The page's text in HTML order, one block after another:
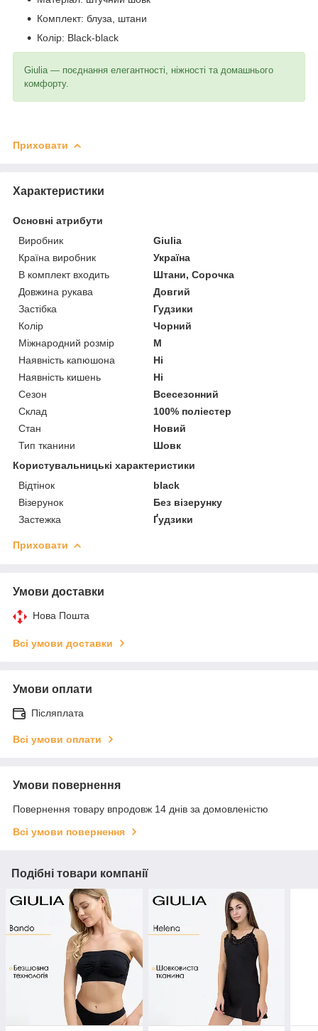
Комплект: блуза, штани
Колір: Black-black
Giulia — поєднання елегантності, ніжності та домашнього
комфорту.
Приховати
Характеристики
Основні атрибути
Виробник
Giulia
Країна виробник
Україна
В комплект входить
Штани, Сорочка
Довжина рукава
Довгий
Застібка
Гудзики
Колір
Чорний
Міжнародний розмір
M
Наявність капюшона
Ні
Наявність кишень
Ні
Сезон
Всесезонний
Склад
100% поліестер
Стан
Новий
Тип тканини
Шовк
Користувальницькі характеристики
Відтінок
black
Візерунок
Без візерунку
Застежка
Ґудзики
Приховати
Умови доставки
Нова Пошта
Всі умови доставки
Умови оплати
Післяплата
Всі умови оплати
Умови повернення
Повернення товару впродовж 14 днів за домовленістю
Всі умови повернення
Подібні товари компанії